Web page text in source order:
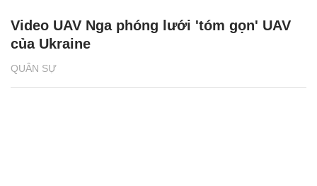
QUÂN SỰ
Video UAV Nga phóng lưới 'tóm gọn' UAV
của Ukraine